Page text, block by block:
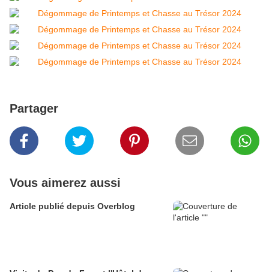
Partager
Vous aimerez aussi
Article publié depuis Overblog